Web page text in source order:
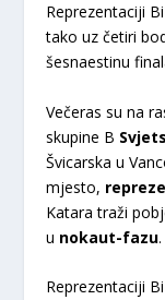
Reprezentaciji
tako uz četiri
šesnaestinu
Večeras su na
skupine B
Švicarska u
mjesto,
Katara traži
u nokaut-fazu.
Reprezentaciji